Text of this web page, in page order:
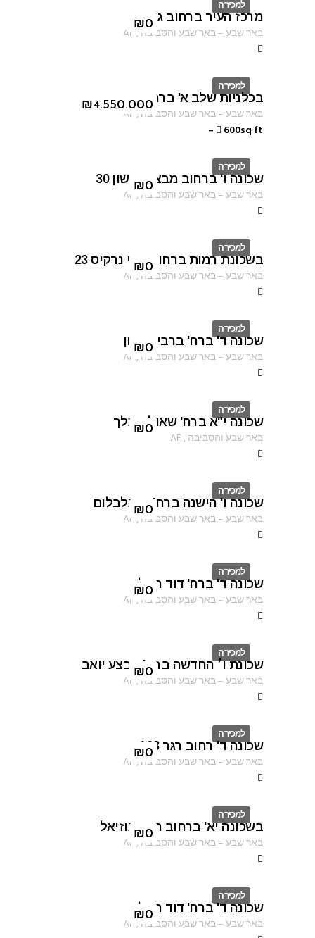
למכירה
ID
₪0
מרכז העיר ברחוב גורדון
באר שבע–באר שבע והסביבה ,
AF
למכירה
ID
₪4.550.000
בכלניות שלב א' ברחוב טובה ברץ
באר שבע–באר שבע והסביבה ,
AF
600sq ft
–
למכירה
ID
₪0
שכונה ו' ברחוב מבצע נחשון 30
באר שבע–באר שבע והסביבה ,
AF
למכירה
ID
₪0
בשכונת רמות ברחוב עוזי נרקיס 23
באר שבע–באר שבע והסביבה ,
AF
למכירה
ID
₪0
שכונה ד' ברח' ברבי טרפון
באר שבע–באר שבע והסביבה ,
AF
למכירה
ID
₪0
שכונה י"א ברח' שאול המלך
באר שבע והסביבה ,
AF
למכירה
ID
₪0
שכונה ו' הישנה ברח' רינגלבלום
באר שבע–באר שבע והסביבה ,
AF
למכירה
ID
₪0
שכונה ד' ברח' דוד המלך
באר שבע–באר שבע והסביבה ,
AF
למכירה
ID
₪0
שכונת ו׳ החדשה ברח' מבצע יואב
באר שבע–באר שבע והסביבה ,
AF
למכירה
ID
₪0
שכונה ד' רחוב רגר 163
באר שבע–באר שבע והסביבה ,
AF
למכירה
ID
₪0
בשכונה יא' ברחוב הרב עוזיאל
באר שבע–באר שבע והסביבה ,
AF
למכירה
ID
₪0
שכונה ד' ברח' דוד המלך
באר שבע–באר שבע והסביבה ,
AF